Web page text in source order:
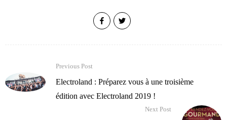
Previous Post
Electroland : Préparez vous à une troisième
édition avec Electroland 2019 !
Next Post